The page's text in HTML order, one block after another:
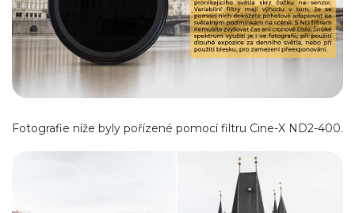
Fotografie níže byly pořízené pomocí filtru Cine-X ND2-400.